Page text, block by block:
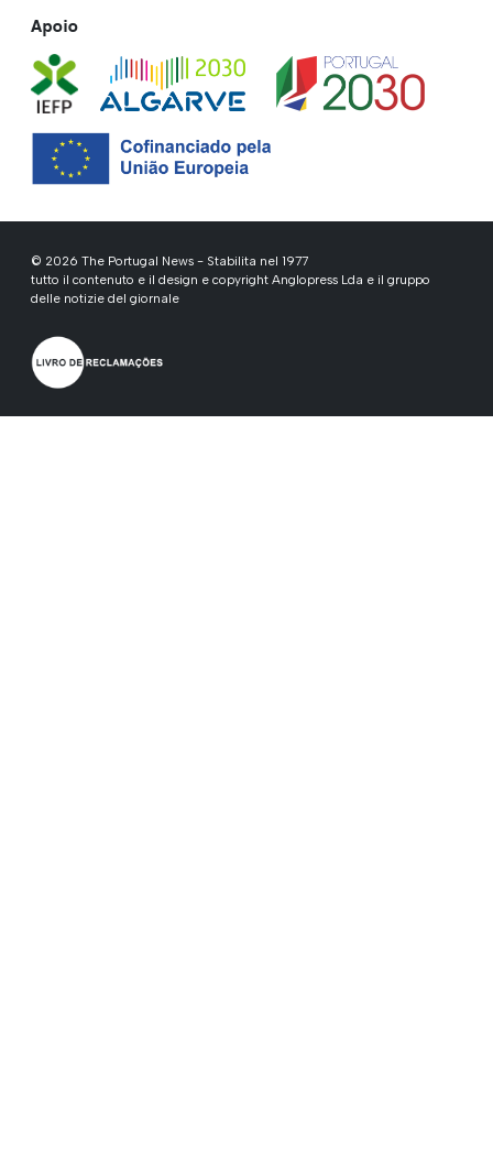
Apoio
© 2026 The Portugal News - Stabilita nel 1977
tutto il contenuto e il design e copyright Anglopress Lda e il gruppo
delle notizie del giornale